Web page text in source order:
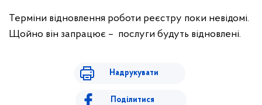
Терміни відновлення роботи реєстру поки невідомі.
Щойно він запрацює – послуги будуть відновлені.
Надрукувати
Поділитися